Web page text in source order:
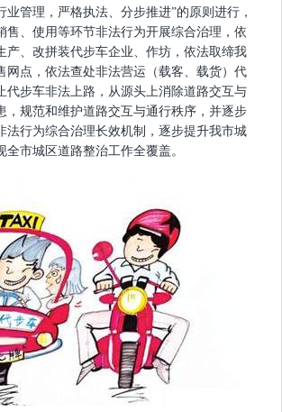
业管理，严格执法、分步推进”的原则进行，
售、使用等环节非法行为开展综合治理，依
产、改拼装代步车企业、作坊，依法取缔我
网点，依法查处非法营运（载客、载货）代
代步车非法上路，从源头上消除道路交互与
，规范和维护道路交互与通行秩序，并逐步
法行为综合治理长效机制，逐步提升我市城
全市城区道路整治工作全覆盖。